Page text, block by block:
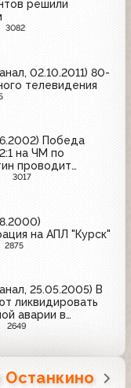
решили
3082
02.10.2011) 80-
телевидения
Победа
на ЧМ по
проводит
актива,
3017
на АПЛ "Курск"
2875
25.05.2005) В
ликвидировать
аварии в
2649
Останкино